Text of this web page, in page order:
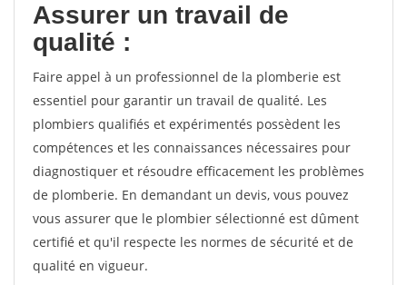
Assurer un travail de
qualité :
Faire appel à un professionnel de la plomberie est
essentiel pour garantir un travail de qualité. Les
plombiers qualifiés et expérimentés possèdent les
compétences et les connaissances nécessaires pour
diagnostiquer et résoudre efficacement les problèmes
de plomberie. En demandant un devis, vous pouvez
vous assurer que le plombier sélectionné est dûment
certifié et qu'il respecte les normes de sécurité et de
qualité en vigueur.